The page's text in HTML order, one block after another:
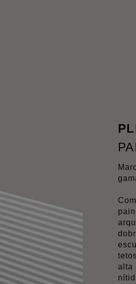
alta